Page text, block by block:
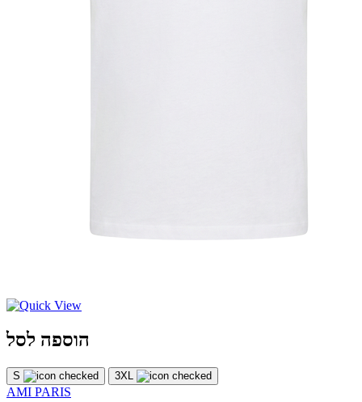
הוספה לסל
S 3XL
AMI PARIS